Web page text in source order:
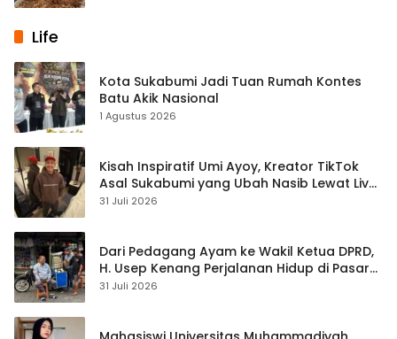
Life
Kota Sukabumi Jadi Tuan Rumah Kontes
Batu Akik Nasional
1 Agustus 2026
Kisah Inspiratif Umi Ayoy, Kreator TikTok
Asal Sukabumi yang Ubah Nasib Lewat Live
Streaming
31 Juli 2026
Dari Pedagang Ayam ke Wakil Ketua DPRD,
H. Usep Kenang Perjalanan Hidup di Pasar
Cisaat
31 Juli 2026